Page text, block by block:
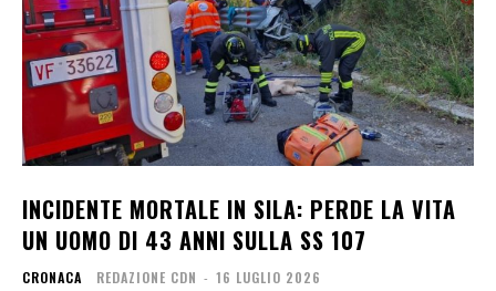
INCIDENTE MORTALE IN SILA: PERDE LA VITA
UN UOMO DI 43 ANNI SULLA SS 107
CRONACA REDAZIONE CDN - 16 LUGLIO 2026